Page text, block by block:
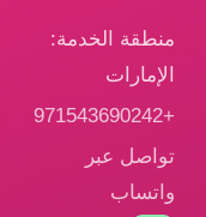
منطقة الخدمة:
الإمارات
+971543690242
تواصل عبر
واتساب